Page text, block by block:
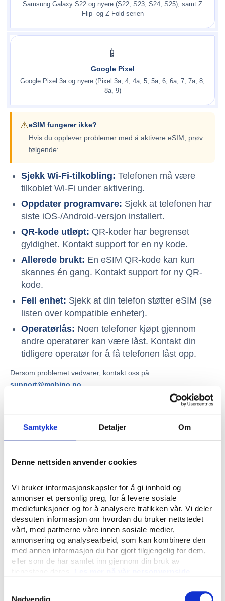
Samtykke Detaljer Om
Denne nettsiden anvender cookies
Vi bruker informasjonskapsler for å gi innhold og
annonser et personlig preg, for å levere sosiale
mediefunksjoner og for å analysere trafikken vår. Vi deler
dessuten informasjon om hvordan du bruker nettstedet
vårt, med partnerne våre innen sosiale medier,
annonsering og analysearbeid, som kan kombinere den
med annen informasjon du har gjort tilgjengelig for dem,
eller som de har samlet inn gjennom din bruk av
Nødvendig
Samsung Galaxy S22 og nyere (S22, S23, S24, S25), samt Z
Flip- og Z Fold-serien
📱
Google Pixel
Google Pixel 3a og nyere (Pixel 3a, 4, 4a, 5, 5a, 6, 6a, 7, 7a, 8,
8a, 9)
⚠️eSIM fungerer ikke?
Hvis du opplever problemer med å aktivere eSIM, prøv
følgende:
Sjekk Wi-Fi-tilkobling: Telefonen må være
tilkoblet Wi-Fi under aktivering.
Oppdater programvare: Sjekk at telefonen har
siste iOS-/Android-versjon installert.
QR-kode utløpt: QR-koder har begrenset
gyldighet. Kontakt support for en ny kode.
Allerede brukt: En eSIM QR-kode kan kun
skannes én gang. Kontakt support for ny QR-
kode.
Feil enhet: Sjekk at din telefon støtter eSIM (se
listen over kompatible enheter).
Operatørlås: Noen telefoner kjøpt gjennom
andre operatører kan være låst. Kontakt din
tidligere operatør for å få telefonen låst opp.
Dersom problemet vedvarer, kontakt oss på
support@mobino.no
APN (Access Point Name) er innstillingene telefonen bruker for
å koble seg til mobilnettet for internett og MMS. I de fleste
tilfeller konfigureres APN-innstillingeneautomatisknår du setter
inn SIM-kortet eller aktiverer eSIM.
Vanligvis automatisk
stegene under bare dersom du opplever problemer